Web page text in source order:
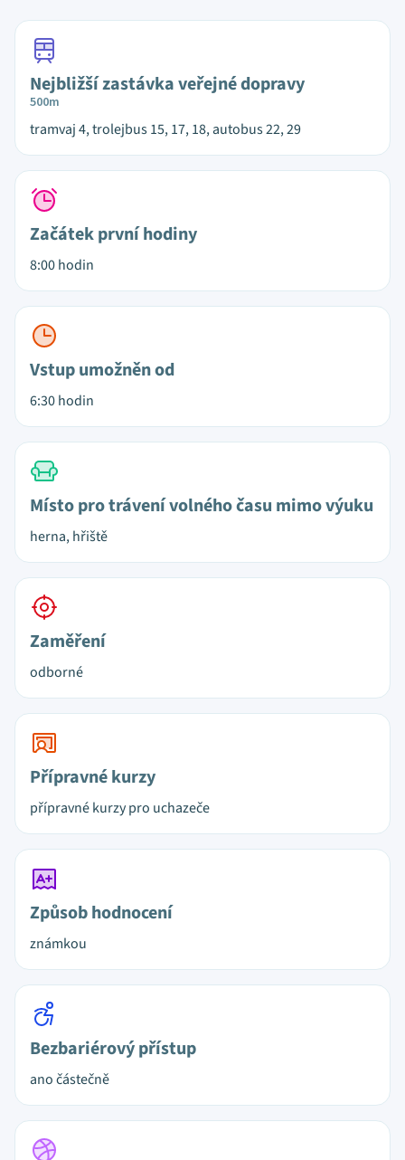
Nejbližší zastávka veřejné dopravy
500m
tramvaj 4, trolejbus 15, 17, 18, autobus 22, 29
Začátek první hodiny
8:00 hodin
Vstup umožněn od
6:30 hodin
Místo pro trávení volného času mimo výuku
herna, hřiště
Zaměření
odborné
Přípravné kurzy
přípravné kurzy pro uchazeče
Způsob hodnocení
známkou
Bezbariérový přístup
ano částečně